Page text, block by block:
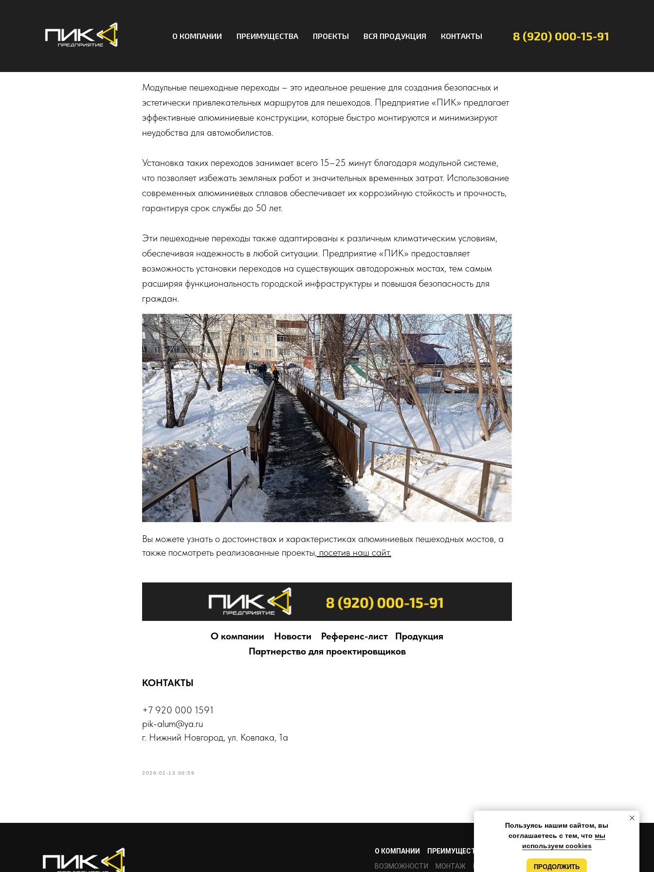
О КОМПАНИИ ПРЕИМУЩЕСТВА ПРОЕКТЫ ВСЯ ПРОДУКЦИЯ КОНТАКТЫ 8 (920) 000-15-91
Модульные пешеходные переходы – это идеальное решение для создания безопасных и
эстетически привлекательных маршрутов для пешеходов. Предприятие «ПИК» предлагает
эффективные алюминиевые конструкции, которые быстро монтируются и минимизируют
неудобства для автомобилистов.
Установка таких переходов занимает всего 15–25 минут благодаря модульной системе,
что позволяет избежать земляных работ и значительных временных затрат. Использование
современных алюминиевых сплавов обеспечивает их коррозийную стойкость и прочность,
гарантируя срок службы до 50 лет.
Эти пешеходные переходы также адаптированы к различным климатическим условиям,
обеспечивая надежность в любой ситуации. Предприятие «ПИК» предоставляет
возможность установки переходов на существующих автодорожных мостах, тем самым
расширяя функциональность городской инфраструктуры и повышая безопасность для
граждан.
Вы можете узнать о достоинствах и характеристиках алюминиевых пешеходных мостов, а
также посмотреть реализованные проекты, посетив наш сайт.
О компании Новости Референс-лист
Продукция
Партнерство для проектировщиков
КОНТАКТЫ
+7 920 000 1591
pik-alum@ya.ru
г. Нижний Новгород, ул. Ковпака, 1а
2026-01-13 00:59
О КОМПАНИИ ПРЕИМУЩЕСТВА ПРОЕКТЫ КОМАНДА
КОНТАКТЫ
ВОЗМОЖНОСТИ
МОНТАЖ
Пользуясь нашим сайтом, вы
соглашаетесь с тем, что мы
используем cookies
ПРОДОЛЖИТЬ